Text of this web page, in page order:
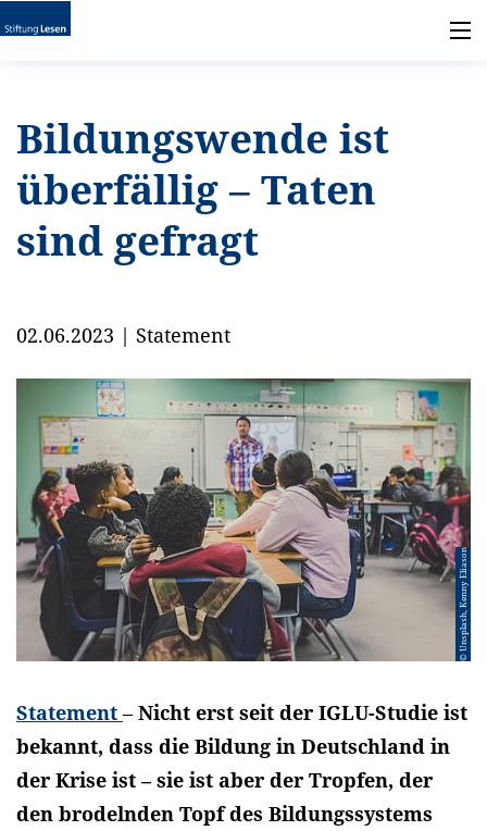
Bildungswende ist
überfällig – Taten
sind gefragt
02.06.2023 | Statement
© Unsplash, Kenny Eliason
Statement–Nicht erst seit der IGLU-Studie ist
bekannt, dass die Bildung in Deutschland in
der Krise ist – sie ist aber der Tropfen, der
den brodelnden Topf des Bildungssystems